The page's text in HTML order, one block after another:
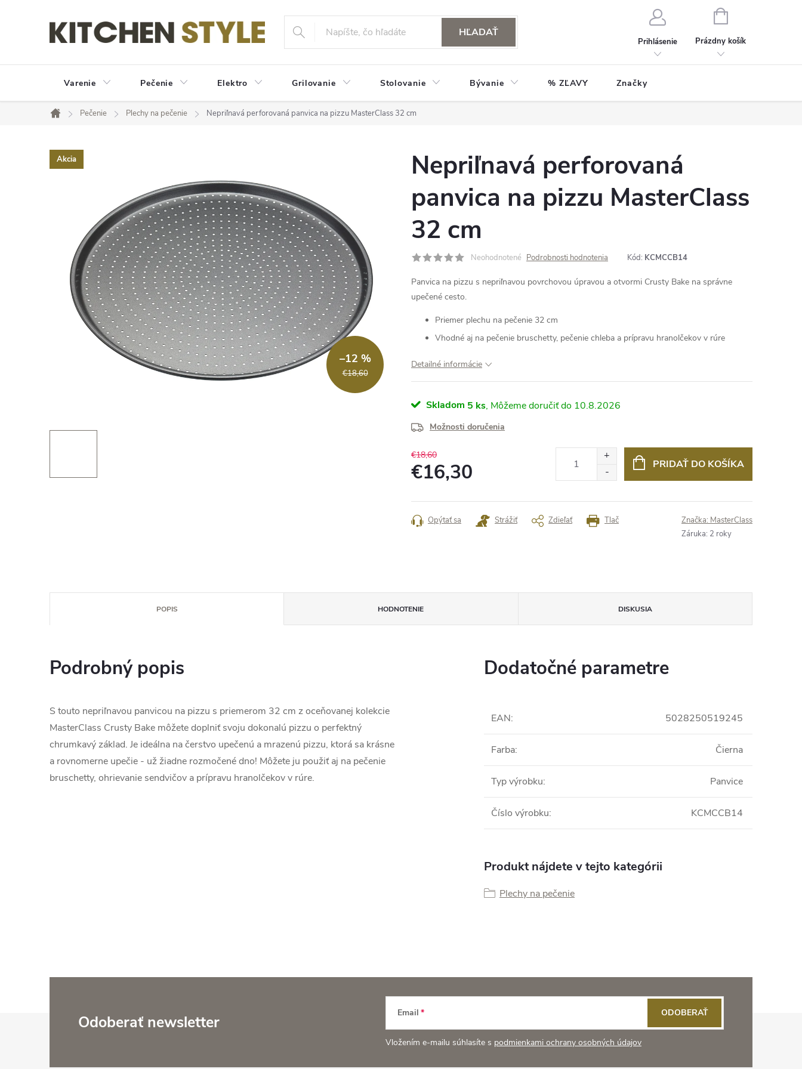
HĽADAŤ
Prihlásenie
NÁKUPNÝ
Prázdny košík
Varenie Pečenie Elektro Grilovanie Stolovanie Bývanie % ZĽAVY Značky
Domov
Pečenie Plechy na pečenie Nepriľnavá perforovaná panvica na pizzu MasterClass 32 cm
Akcia
€18,60
–12 %
Nepriľnavá perforovaná
panvica na pizzu MasterClass
32 cm
Neohodnotené Podrobnosti hodnotenia Kód: KCMCCB14
Panvica na pizzu s nepriľnavou povrchovou úpravou a otvormi Crusty Bake na správne
upečené cesto.
Priemer plechu na pečenie 32 cm
Vhodné aj na pečenie bruschetty, pečenie chleba a prípravu hranolčekov v rúre
Detailné informácie
Skladom 5 ks 10.8.2026
Možnosti doručenia
€18,60
€16,30
cena:
PRIDAŤ DO KOŠÍKA
Tlač
Opýtať sa Strážiť Zdieľať Značka: MasterClass
Záruka: 2 roky
POPIS HODNOTENIE DISKUSIA
Podrobný popis
S touto nepriľnavou panvicou na pizzu s priemerom 32 cm z oceňovanej kolekcie
MasterClass Crusty Bake môžete doplniť svoju dokonalú pizzu o perfektný
chrumkavý základ. Je ideálna na čerstvo upečenú a mrazenú pizzu, ktorá sa krásne
a rovnomerne upečie - už žiadne rozmočené dno! Môžete ju použiť aj na pečenie
bruschetty, ohrievanie sendvičov a prípravu hranolčekov v rúre.
Dodatočné parametre
EAN: 5028250519245
Farba: Čierna
Typ výrobku: Panvice
Číslo výrobku: KCMCCB14
Produkt nájdete v tejto kategórii
Plechy na pečenie
Odoberať newsletter Email
Vložením e-mailu súhlasíte s podmienkami ochrany osobných údajov
ODOBERAŤ